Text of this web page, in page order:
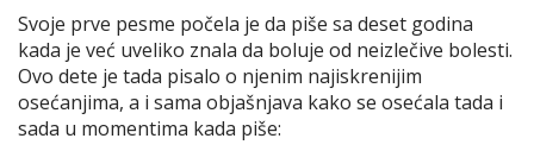
Svoje prve pesme počela je da piše sa deset godina
kada je već uveliko znala da boluje od neizlečive bolesti.
Ovo dete je tada pisalo o njenim najiskrenijim
osećanjima, a i sama objašnjava kako se osećala tada i
sada u momentima kada piše: